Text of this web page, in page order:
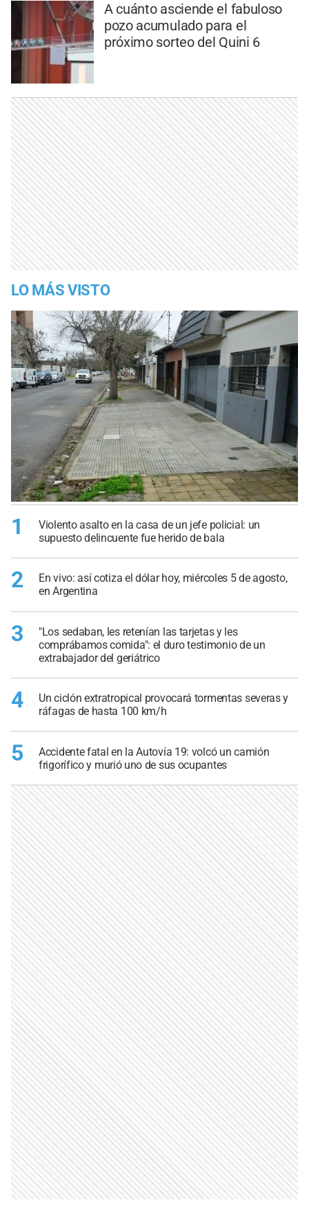
A cuánto asciende el fabuloso
pozo acumulado para el
próximo sorteo del Quini 6
LO MÁS VISTO
1
Violento asalto en la casa de un jefe policial: un
supuesto delincuente fue herido de bala
2
En vivo: así cotiza el dólar hoy, miércoles 5 de agosto,
en Argentina
3
"Los sedaban, les retenían las tarjetas y les
comprábamos comida": el duro testimonio de un
extrabajador del geriátrico
4
Un ciclón extratropical provocará tormentas severas y
ráfagas de hasta 100 km/h
5
Accidente fatal en la Autovía 19: volcó un camión
frigorífico y murió uno de sus ocupantes